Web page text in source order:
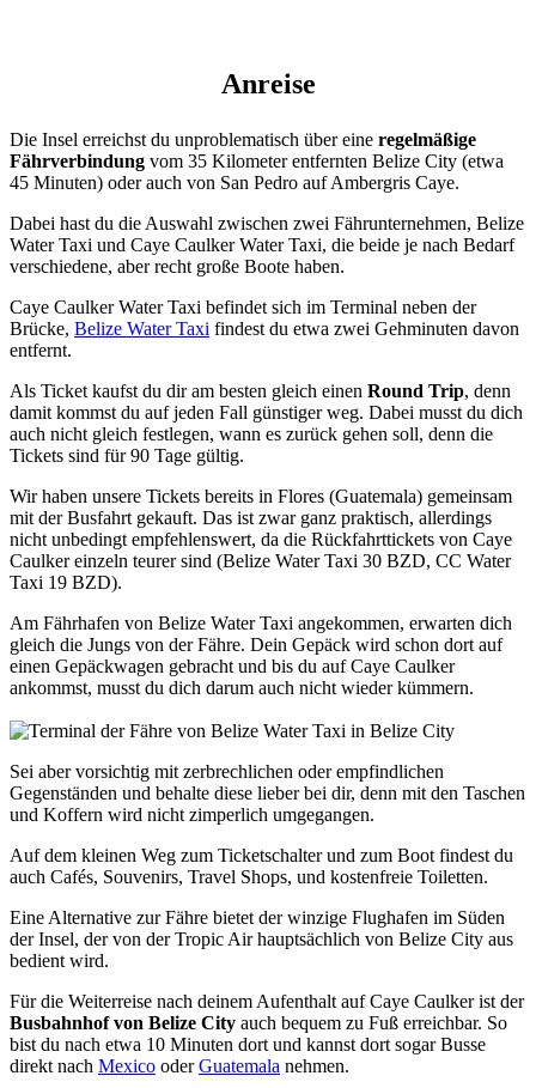
Anreise
Die Insel erreichst du unproblematisch über eine regelmäßige
Fährverbindung vom 35 Kilometer entfernten Belize City (etwa
45 Minuten) oder auch von San Pedro auf Ambergris Caye.
Dabei hast du die Auswahl zwischen zwei Fährunternehmen, Belize
Water Taxi und Caye Caulker Water Taxi, die beide je nach Bedarf
verschiedene, aber recht große Boote haben.
Caye Caulker Water Taxi befindet sich im Terminal neben der
Brücke, Belize Water Taxi findest du etwa zwei Gehminuten davon
entfernt.
Als Ticket kaufst du dir am besten gleich einen Round Trip, denn
damit kommst du auf jeden Fall günstiger weg. Dabei musst du dich
auch nicht gleich festlegen, wann es zurück gehen soll, denn die
Tickets sind für 90 Tage gültig.
Wir haben unsere Tickets bereits in Flores (Guatemala) gemeinsam
mit der Busfahrt gekauft. Das ist zwar ganz praktisch, allerdings
nicht unbedingt empfehlenswert, da die Rückfahrttickets von Caye
Caulker einzeln teurer sind (Belize Water Taxi 30 BZD, CC Water
Taxi 19 BZD).
Am Fährhafen von Belize Water Taxi angekommen, erwarten dich
gleich die Jungs von der Fähre. Dein Gepäck wird schon dort auf
einen Gepäckwagen gebracht und bis du auf Caye Caulker
ankommst, musst du dich darum auch nicht wieder kümmern.
Sei aber vorsichtig mit zerbrechlichen oder empfindlichen
Gegenständen und behalte diese lieber bei dir, denn mit den Taschen
und Koffern wird nicht zimperlich umgegangen.
Auf dem kleinen Weg zum Ticketschalter und zum Boot findest du
auch Cafés, Souvenirs, Travel Shops, und kostenfreie Toiletten.
Eine Alternative zur Fähre bietet der winzige Flughafen im Süden
der Insel, der von der Tropic Air hauptsächlich von Belize City aus
bedient wird.
Für die Weiterreise nach deinem Aufenthalt auf Caye Caulker ist der
Busbahnhof von Belize City auch bequem zu Fuß erreichbar. So
bist du nach etwa 10 Minuten dort und kannst dort sogar Busse
direkt nach Mexico oderGuatemala nehmen.